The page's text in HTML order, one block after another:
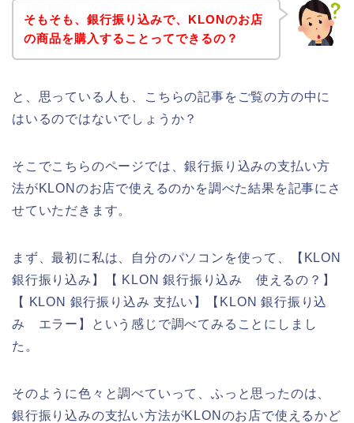
そもそも、銀行振り込みで、KLONのお店
の商品を購入することってできるの？
と、思っている人も、こちらの記事をご覧の方の中に
はいるのではないでしょうか？
そこでこちらのページでは、銀行振り込みの支払い方
法がKLONのお店で使えるのかを調べた結果を記事にさ
せていただきます。
まず、最初に私は、自分のパソコンを使って、【KLON
銀行振り込み】【 KLON 銀行振り込み 使えるの？】
【 KLON 銀行振り込み 支払い】【KLON 銀行振り込
み エラー】という感じで調べてみることにしまし
た。
そのように色々と調べていって、ふっと思ったのは、
銀行振り込みの支払い方法がKLONのお店で使えるかど